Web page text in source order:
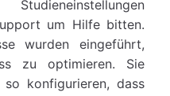
um Hilfe bitten.
wurden eingeführt,
zu optimieren. Sie
so konfigurieren, dass